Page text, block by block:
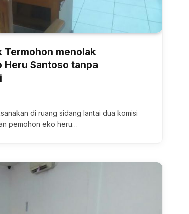
Termohon menolak
Santoso tanpa
di ruang sidang lantai dua komisi
pemohon eko heru…